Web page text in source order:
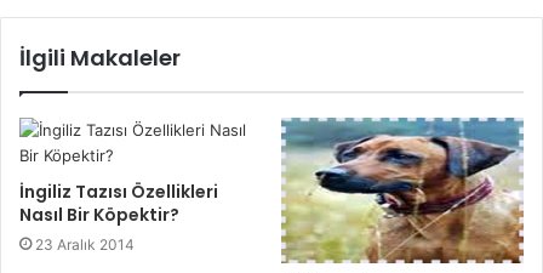
İlgili Makaleler
İngiliz Tazısı Özellikleri
Nasıl Bir Köpektir?
23 Aralık 2014